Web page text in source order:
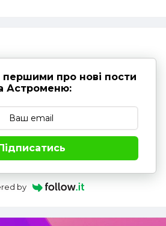
першими про нові пости
Астроменю:
by